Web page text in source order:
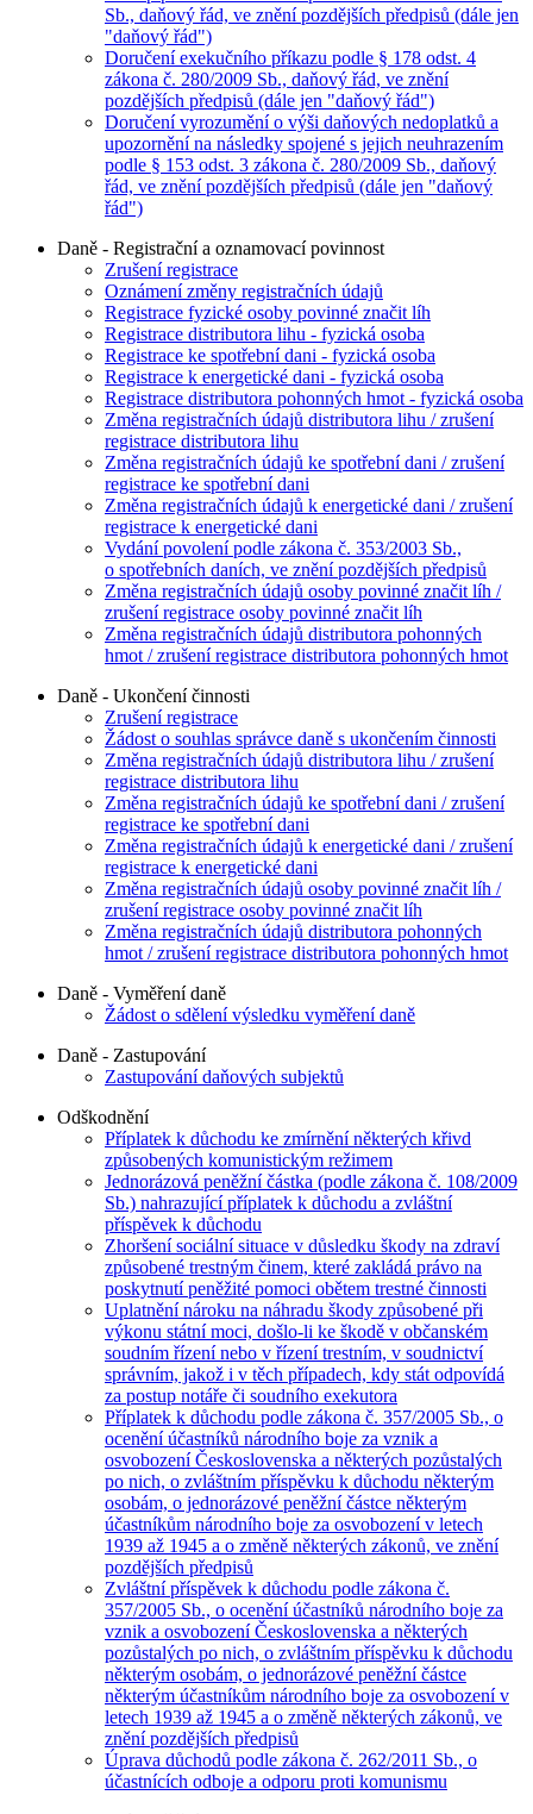
Sb., daňový řád, ve znění pozdějších předpisů (dále jen
"daňový řád")
Doručení exekučního příkazu podle § 178 odst. 4
zákona č. 280/2009 Sb., daňový řád, ve znění
pozdějších předpisů (dále jen "daňový řád")
Doručení vyrozumění o výši daňových nedoplatků a
upozornění na následky spojené s jejich neuhrazením
podle § 153 odst. 3 zákona č. 280/2009 Sb., daňový
řád, ve znění pozdějších předpisů (dále jen "daňový
řád")
Daně - Registrační a oznamovací povinnost
Zrušení registrace
Oznámení změny registračních údajů
Registrace fyzické osoby povinné značit líh
Registrace distributora lihu - fyzická osoba
Registrace ke spotřební dani - fyzická osoba
Registrace k energetické dani - fyzická osoba
Registrace distributora pohonných hmot - fyzická osoba
Změna registračních údajů distributora lihu / zrušení
registrace distributora lihu
Změna registračních údajů ke spotřební dani / zrušení
registrace ke spotřební dani
Změna registračních údajů k energetické dani / zrušení
registrace k energetické dani
Vydání povolení podle zákona č. 353/2003 Sb.,
o spotřebních daních, ve znění pozdějších předpisů
Změna registračních údajů osoby povinné značit líh /
zrušení registrace osoby povinné značit líh
Změna registračních údajů distributora pohonných
hmot / zrušení registrace distributora pohonných hmot
Daně - Ukončení činnosti
Zrušení registrace
Žádost o souhlas správce daně s ukončením činnosti
Změna registračních údajů distributora lihu / zrušení
registrace distributora lihu
Změna registračních údajů ke spotřební dani / zrušení
registrace ke spotřební dani
Změna registračních údajů k energetické dani / zrušení
registrace k energetické dani
Změna registračních údajů osoby povinné značit líh /
zrušení registrace osoby povinné značit líh
Změna registračních údajů distributora pohonných
hmot / zrušení registrace distributora pohonných hmot
Daně - Vyměření daně
Žádost o sdělení výsledku vyměření daně
Daně - Zastupování
Zastupování daňových subjektů
Odškodnění
Příplatek k důchodu ke zmírnění některých křivd
způsobených komunistickým režimem
Jednorázová peněžní částka (podle zákona č. 108/2009
Sb.) nahrazující příplatek k důchodu a zvláštní
příspěvek k důchodu
Zhoršení sociální situace v důsledku škody na zdraví
způsobené trestným činem, které zakládá právo na
poskytnutí peněžité pomoci obětem trestné činnosti
Uplatnění nároku na náhradu škody způsobené při
výkonu státní moci, došlo-li ke škodě v občanském
soudním řízení nebo v řízení trestním, v soudnictví
správním, jakož i v těch případech, kdy stát odpovídá
za postup notáře či soudního exekutora
Příplatek k důchodu podle zákona č. 357/2005 Sb., o
ocenění účastníků národního boje za vznik a
osvobození Československa a některých pozůstalých
po nich, o zvláštním příspěvku k důchodu některým
osobám, o jednorázové peněžní částce některým
účastníkům národního boje za osvobození v letech
1939 až 1945 a o změně některých zákonů, ve znění
pozdějších předpisů
Zvláštní příspěvek k důchodu podle zákona č.
357/2005 Sb., o ocenění účastníků národního boje za
vznik a osvobození Československa a některých
pozůstalých po nich, o zvláštním příspěvku k důchodu
některým osobám, o jednorázové peněžní částce
některým účastníkům národního boje za osvobození v
letech 1939 až 1945 a o změně některých zákonů, ve
znění pozdějších předpisů
Úprava důchodů podle zákona č. 262/2011 Sb., o
účastnících odboje a odporu proti komunismu